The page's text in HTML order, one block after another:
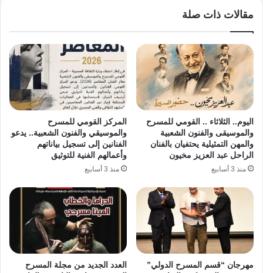
مقالات ذات صلة
اليوم.. الثلاثاء .. القومي للمسرح
والموسيقى والفنون الشعبية
والمهن التمثيلية يحتفيان بالفنان
الراحل عبد العزيز مخيون
منذ 3 أسابيع
المركز القومي للمسرح
والموسيقي والفنون الشعبية.. يدعو
الفنانين إلى تسجيل بياناتهم
وأعمالهم الفنية للتوثيق
منذ 3 أسابيع
مهرجان “قسم المسرح الدولي”
العدد الجديد من مجلة المسرح